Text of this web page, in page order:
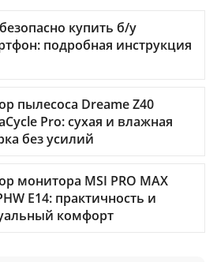
купить б/у
подробная инструкция
пылесоса Dreame Z40
Pro: сухая и влажная
без усилий
монитора MSI PRO MAX
E14: практичность и
комфорт